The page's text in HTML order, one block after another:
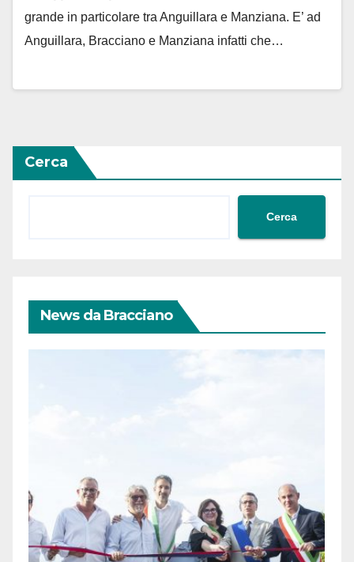
grande in particolare tra Anguillara e Manziana. E’ ad
Anguillara, Bracciano e Manziana infatti che…
Cerca
Cerca
News da Bracciano